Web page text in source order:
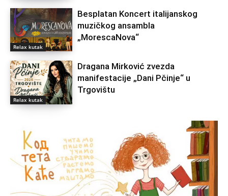
Relax kutak
Besplatan Koncert italijanskog
muzičkog ansambla
„MorescaNova“
Relax kutak
Dragana Mirković zvezda
manifestacije „Dani Pčinje“ u
Trgovištu